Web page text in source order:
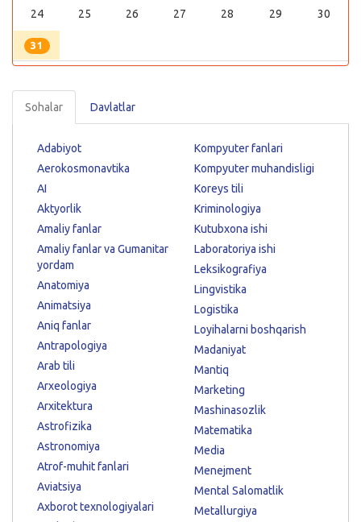
24 25 26 27 28 29 30
31
Sohalar Davlatlar
Adabiyot
Aerokosmonavtika
AI
Aktyorlik
Amaliy fanlar
Amaliy fanlar va Gumanitar
yordam
Anatomiya
Animatsiya
Aniq fanlar
Antrapologiya
Arab tili
Arxeologiya
Arxitektura
Astrofizika
Astronomiya
Atrof-muhit fanlari
Aviatsiya
Axborot texnologiyalari
Kompyuter fanlari
Kompyuter muhandisligi
Koreys tili
Kriminologiya
Kutubxona ishi
Laboratoriya ishi
Leksikografiya
Lingvistika
Logistika
Loyihalarni boshqarish
Madaniyat
Mantiq
Marketing
Mashinasozlik
Matematika
Media
Menejment
Mental Salomatlik
Metallurgiya